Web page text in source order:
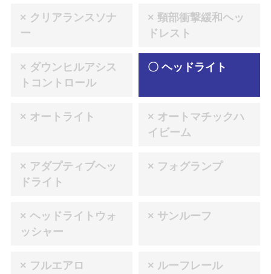
× クリアランスソナ
ー
× 頸部衝撃緩和ヘッ
ドレスト
× ダウンヒルアシス
トコントロール
〇 ヘッドライト
× オートライト
× オートマチックハ
イビーム
× アダプティブヘッ
ドライト
× フォグランプ
× ヘッドライトウォ
ッシャー
× サンルーフ
× フルエアロ × ルーフレール